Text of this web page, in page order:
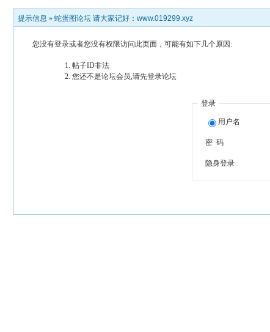
提示信息 » 蛇蛋图论坛 请大家记好：www.019299.xyz
您没有登录或者您没有权限访问此页面，可能有如下几个原因:
帖子ID非法
您还不是论坛会员,请先登录论坛
登录
用户名
密 码
隐身登录